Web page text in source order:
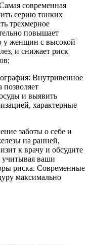
современная
серию тонких
трехмерное
повышает
у женщин с высокой
и снижает риск
Внутривенное
позволяет
и выявить
характерные
заботы о себе и
на ранней,
к врачу и обсудите
ваши
риска. Современные
максимально